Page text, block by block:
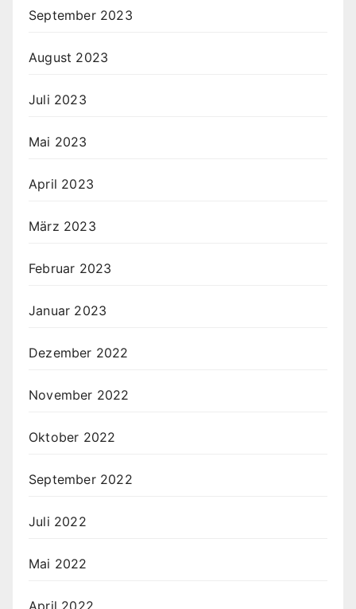
September 2023
August 2023
Juli 2023
Mai 2023
April 2023
März 2023
Februar 2023
Januar 2023
Dezember 2022
November 2022
Oktober 2022
September 2022
Juli 2022
Mai 2022
April 2022